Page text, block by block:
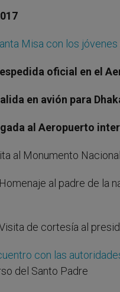
Misa con los
oficial en el
en avión para
al Aeropuerto
al Monumento
al padre de la
de cortesía al
con las
del Santo Padre